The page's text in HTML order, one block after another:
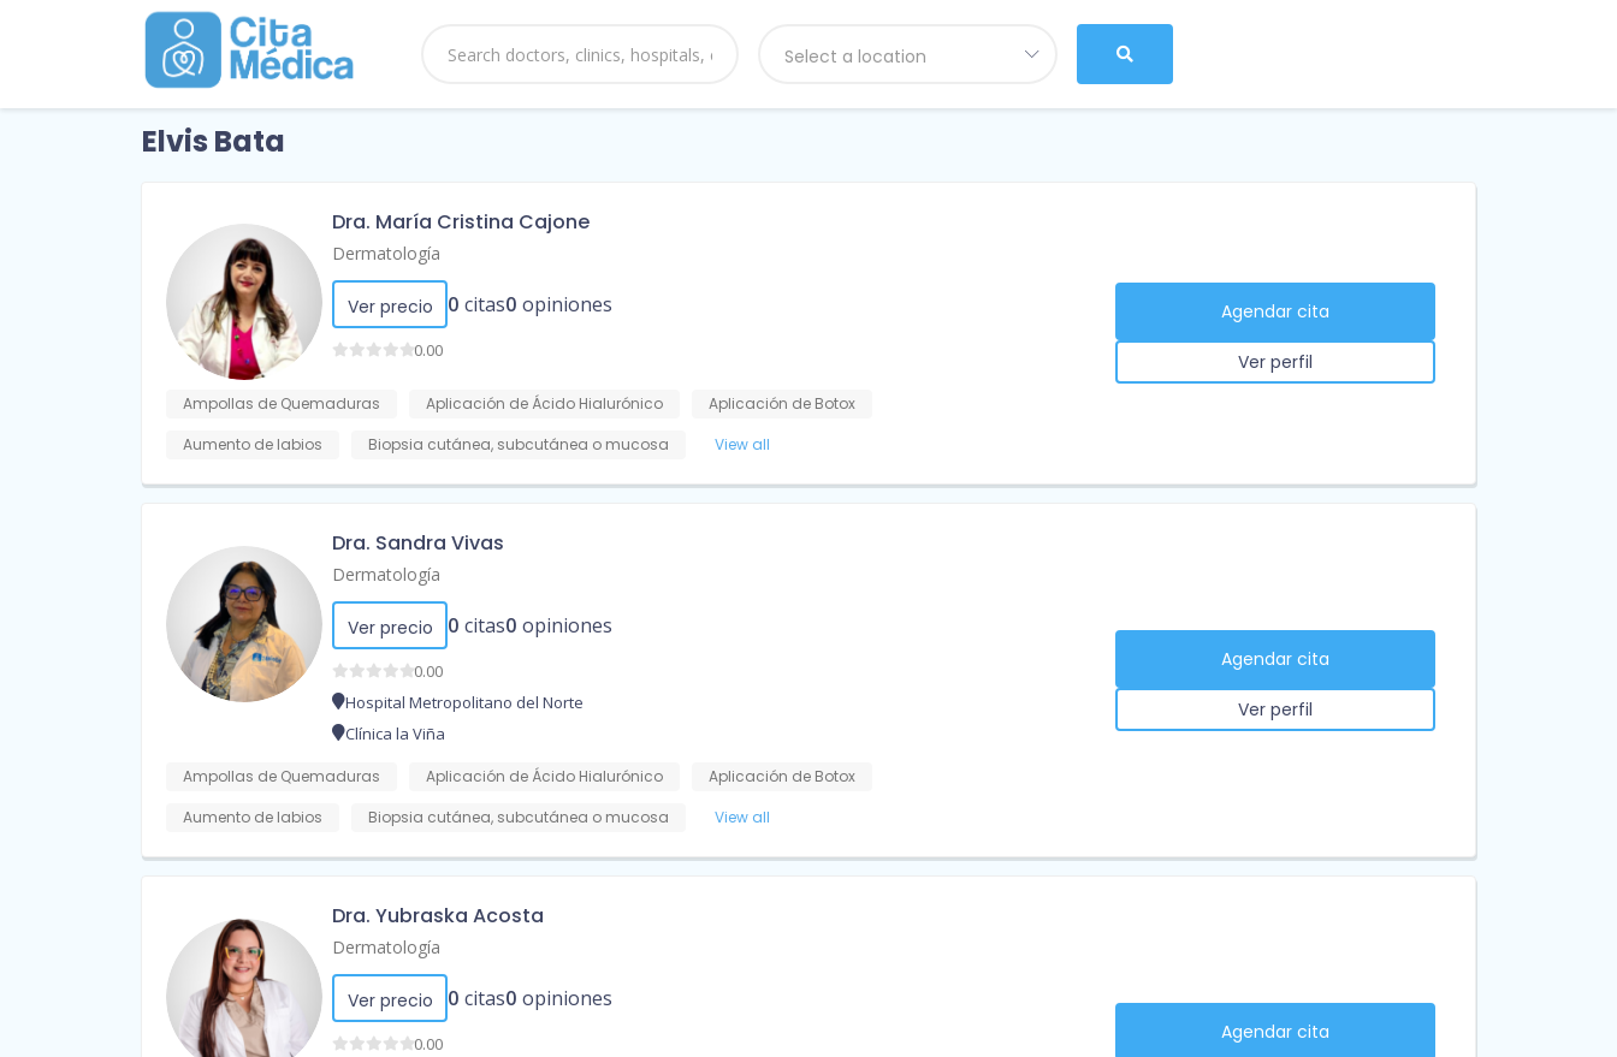
Select a location
Elvis Bata
Dra. María Cristina Cajone
Dermatología
Ver precio 0 citas0 opiniones
0.00
Ampollas de Quemaduras Aplicación de Ácido Hialurónico
Aplicación de Botox
Aumento de labios
Biopsia cutánea, subcutánea o mucosa View all
Agendar cita
Ver perfil
Dra. Sandra Vivas
Dermatología
Ver precio 0 citas0 opiniones
0.00
Hospital Metropolitano del Norte
Clínica la Viña
Ampollas de Quemaduras Aplicación de Ácido Hialurónico
Aplicación de Botox
Aumento de labios
Biopsia cutánea, subcutánea o mucosa View all
Agendar cita
Ver perfil
Dra. Yubraska Acosta
Dermatología
Ver precio 0 citas0 opiniones
0.00
Agendar cita